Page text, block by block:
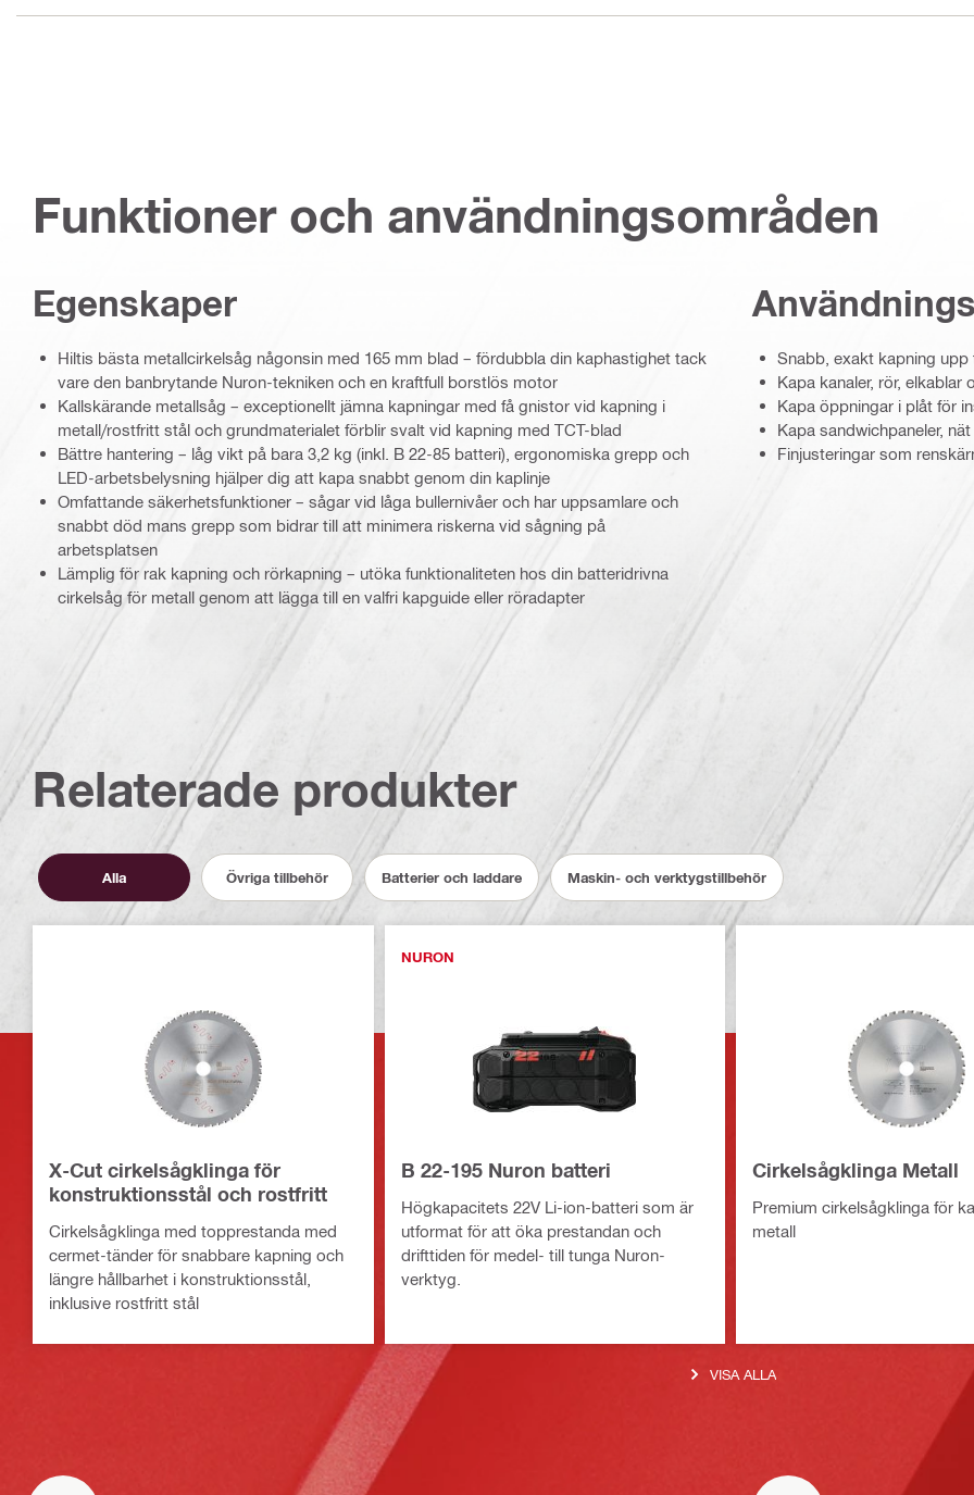
Funktioner och användningsområden
Egenskaper
Hiltis bästa metallcirkelsåg någonsin med 165 mm blad – fördubbla din kaphastighet tack
vare den banbrytande Nuron-tekniken och en kraftfull borstlös motor
Kallskärande metallsåg – exceptionellt jämna kapningar med få gnistor vid kapning i
metall/rostfritt stål och grundmaterialet förblir svalt vid kapning med TCT-blad
Bättre hantering – låg vikt på bara 3,2 kg (inkl. B 22-85 batteri), ergonomiska grepp och
LED-arbetsbelysning hjälper dig att kapa snabbt genom din kaplinje
Omfattande säkerhetsfunktioner – sågar vid låga bullernivåer och har uppsamlare och
snabbt död mans grepp som bidrar till att minimera riskerna vid sågning på
arbetsplatsen
Lämplig för rak kapning och rörkapning – utöka funktionaliteten hos din batteridrivna
cirkelsåg för metall genom att lägga till en valfri kapguide eller röradapter
Snabb, exakt kapning upp
Kapa kanaler, rör,
Kapa öppningar i plåt för
Kapa sandwichpaneler,
Finjusteringar som
Relaterade produkter
Alla Övriga tillbehör Batterier och laddare Maskin- och verktygstillbehör
X-Cut cirkelsågklinga för
konstruktionsstål och rostfritt
Cirkelsågklinga med topprestanda med
cermet-tänder för snabbare kapning och
längre hållbarhet i konstruktionsstål,
inklusive rostfritt stål
NURON
B 22-195 Nuron batteri
Högkapacitets 22V Li-ion-batteri som är
utformat för att öka prestandan och
drifttiden för medel- till tunga Nuron-
verktyg.
Cirkelsågklinga Metall
Premium cirkelsågklinga för
metall
VISA ALLA